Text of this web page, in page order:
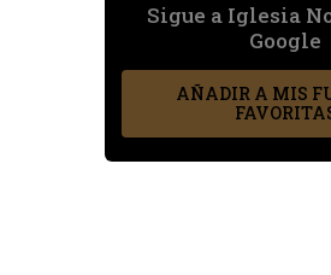
Sigue a Iglesia
Google
AÑADIR A MIS